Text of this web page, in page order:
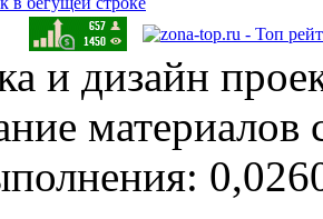
и дизайн
материалов